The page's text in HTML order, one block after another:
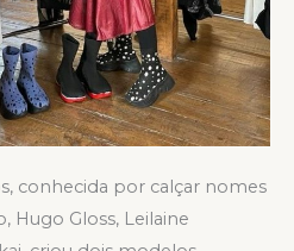
conhecida por calçar nomes
Hugo Gloss, Leilaine